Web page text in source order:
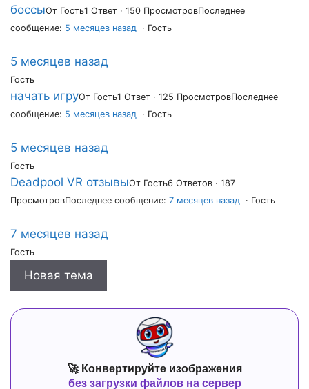
боссыОт Гость1 Ответ · 150 ПросмотровПоследнее
сообщение: 5 месяцев назад · Гость
5 месяцев назад
Гость
начать игруОт Гость1 Ответ · 125 ПросмотровПоследнее
сообщение: 5 месяцев назад · Гость
5 месяцев назад
Гость
Deadpool VR отзывыОт Гость6 Ответов · 187
ПросмотровПоследнее сообщение: 7 месяцев назад · Гость
7 месяцев назад
Гость
Новая тема
🚀 Конвертируйте изображения
без загрузки файлов на сервер